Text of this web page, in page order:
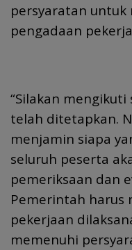
persyaratan untuk
pengadaan
“Silakan
telah ditetapkan.
menjamin siapa
seluruh peserta
pemeriksaan dan
Pemerintah harus
pekerjaan
memenuhi